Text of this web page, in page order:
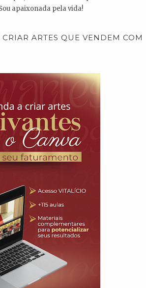
apaixonada pela vida!
ARTES QUE VENDEM COM